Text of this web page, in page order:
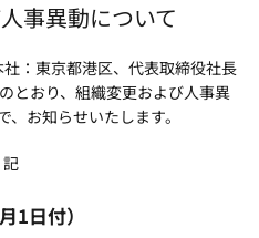
事異動について
：東京都港区、代表取締役社長
とおり、組織変更および人事異
お知らせいたします。
記
1日付）